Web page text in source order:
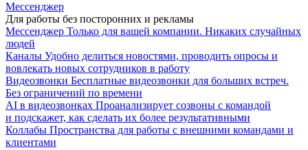
Мессенджер
Для работы без посторонних и рекламы
Мессенджер Только для вашей компании. Никаких случайных
людей
Каналы Удобно делиться новостями, проводить опросы и
вовлекать новых сотрудников в работу
Видеозвонки Бесплатные видеозвонки для больших встреч.
Без ограничений по времени
AI в видеозвонках Проанализирует созвоны с командой
и подскажет, как сделать их более результативными
Коллабы Пространства для работы с внешними командами и
клиентами